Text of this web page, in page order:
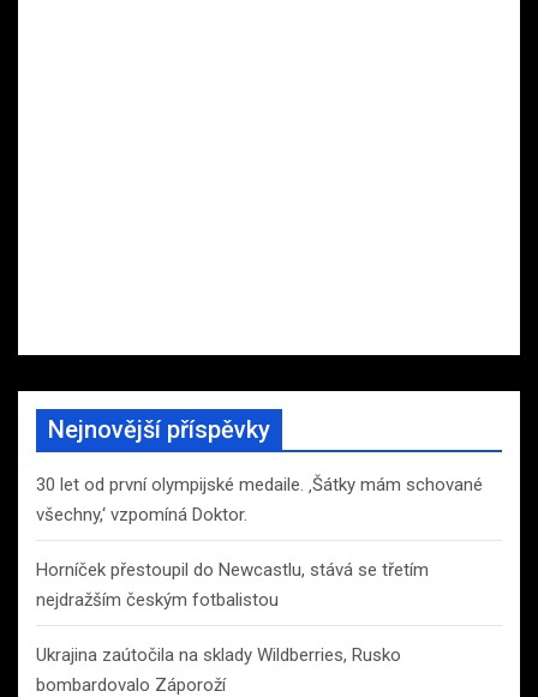
Nejnovější příspěvky
30 let od první olympijské medaile. ‚Šátky mám schované
všechny,‘ vzpomíná Doktor.
Horníček přestoupil do Newcastlu, stává se třetím
nejdražším českým fotbalistou
Ukrajina zaútočila na sklady Wildberries, Rusko
bombardovalo Záporoží